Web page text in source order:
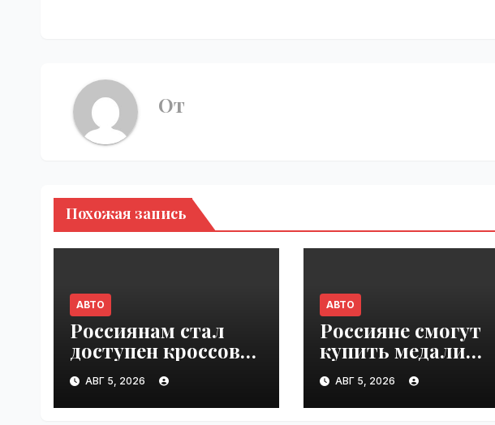
От
Похожая запись
АВТО
Россиянам стал
доступен кроссовер
Chevrolet Trax за 1,6
млн рублей |
VseTime.ru
АВГ 5, 2026
АВТО
Россияне смогут
купить медали
«За взятие
бензоколонки
2026» | VseTime.ru
АВГ 5, 2026